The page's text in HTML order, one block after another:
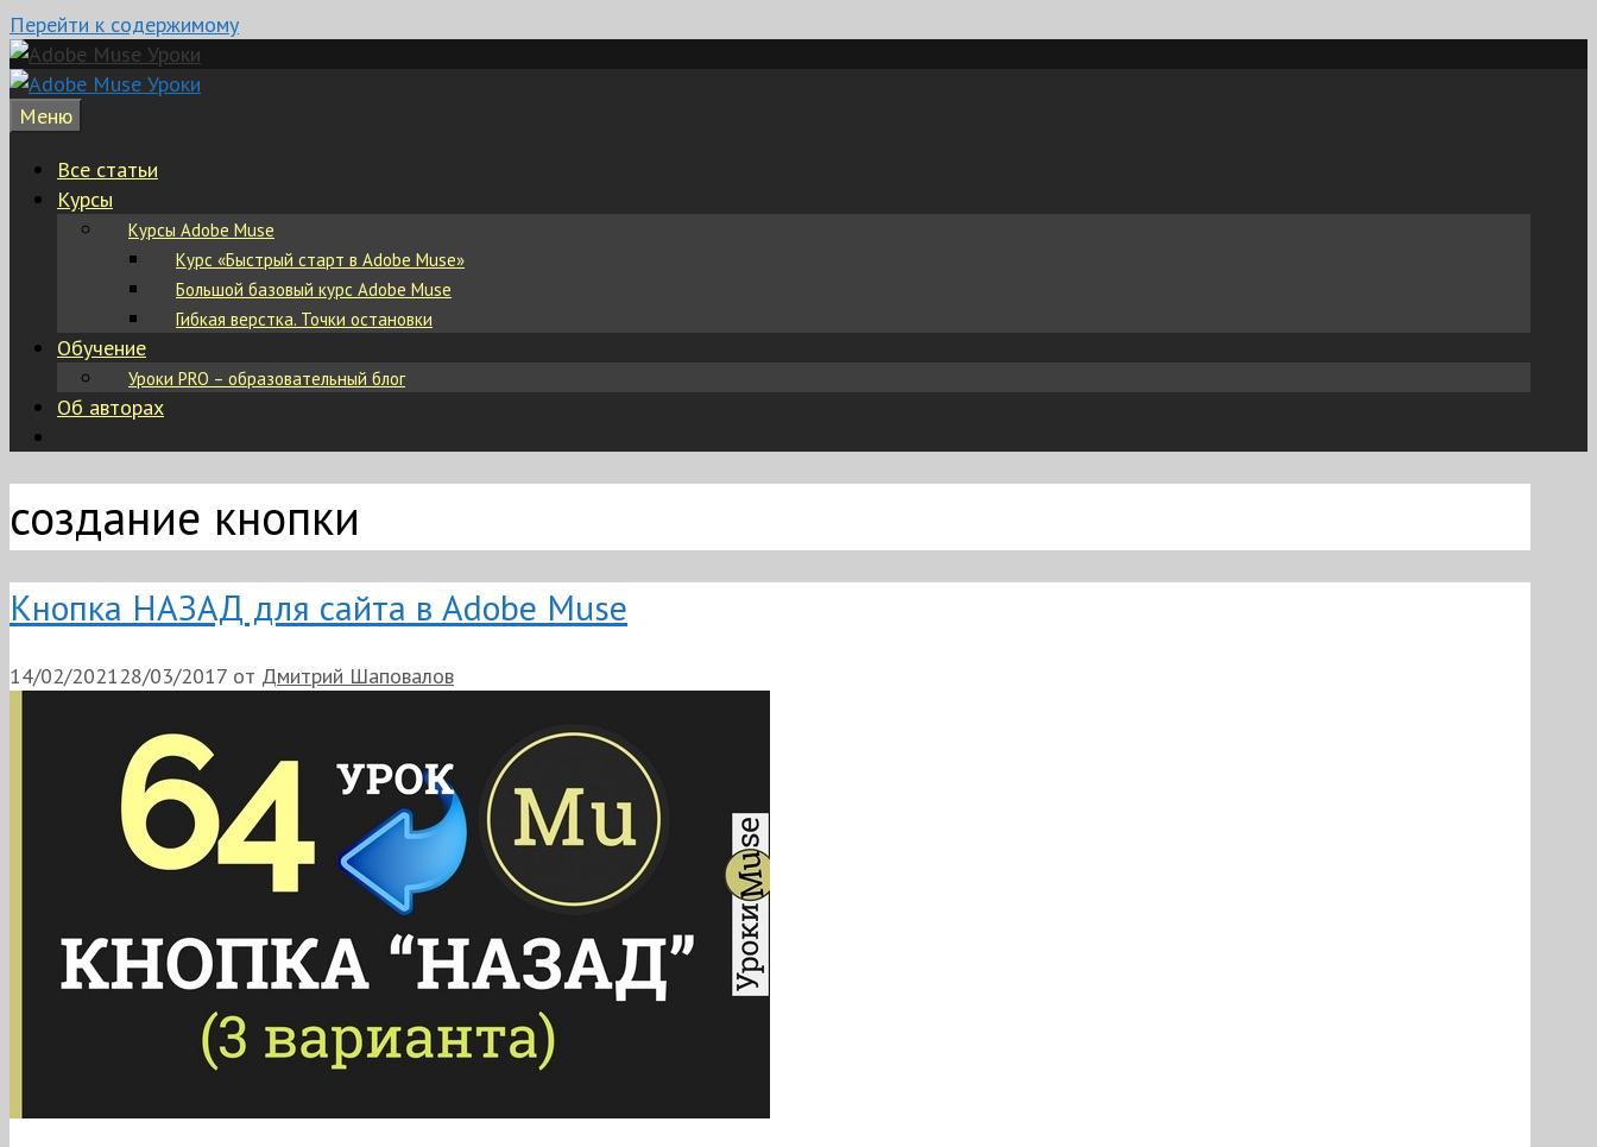
Перейти к содержимому
Меню
Все статьи
Курсы
Курсы Adobe Muse
Курс «Быстрый старт в Adobe Muse»
Большой базовый курс Adobe Muse
Гибкая верстка. Точки остановки
Обучение
Уроки PRO – образовательный блог
Об авторах
создание кнопки
Кнопка НАЗАД для сайта в Adobe Muse
14/02/202128/03/2017 от Дмитрий Шаповалов